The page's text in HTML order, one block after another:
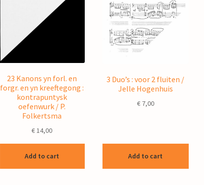
23 Kanons yn forl. en
forgr. en yn kreeftegong :
kontrapuntysk
oefenwurk / P.
Folkertsma
€14,00
Add to cart
3 Duo’s : voor 2 fluiten /
Jelle Hogenhuis
€7,00
Add to cart